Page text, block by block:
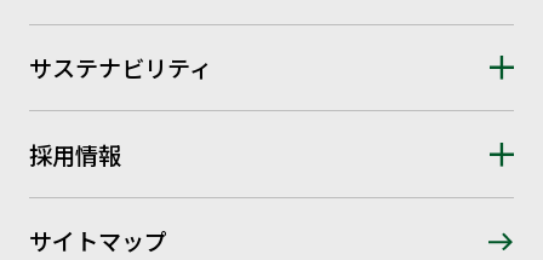
サステナビリティ
採用情報
サイトマップ